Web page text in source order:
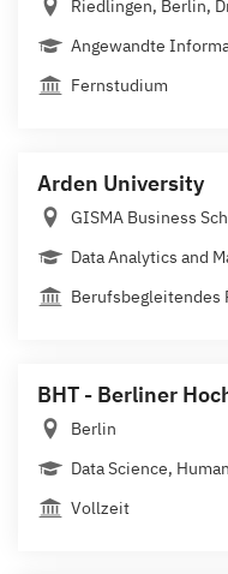
Riedlingen, Berlin,
Angewandte
Fernstudium
Arden University
GISMA Business
Data Analytics and
Berufsbegleitendes
BHT - Berliner
Berlin
Data Science,
Vollzeit